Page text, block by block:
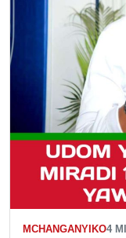
MCHANGANYIKO4